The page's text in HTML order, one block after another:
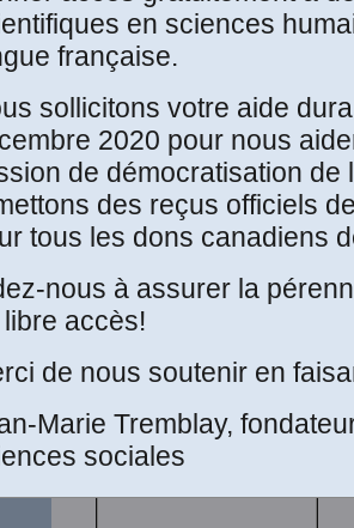
en sciences
française.
sollicitons votre aide
2020 pour nous
de démocratisation
des reçus officiels
tous les dons canadiens
nous à assurer la
accès!
de nous soutenir en
Marie Tremblay,
sociales